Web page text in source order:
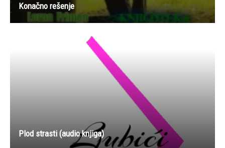
Konačno rešenje
Plod strasti (audio knjiga)